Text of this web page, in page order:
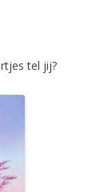
tel jij?